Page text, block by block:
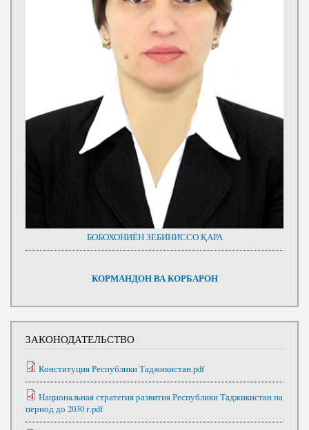
БОБОХОНИЁН ЗЕБИНИССО ҚАРА
КОРМАНДОН ВА КОРБАРОН
ЗАКОНОДАТЕЛЬСТВО
Конституция Республики Таджикистан.pdf
Национальная стратегия развития Республики Таджикистан на
период до 2030 г.pdf